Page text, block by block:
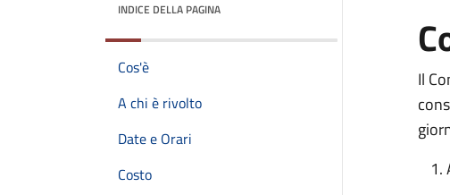
INDICE DELLA PAGINA
Cos'è
A chi è rivolto
Date e Orari
Costo
Il